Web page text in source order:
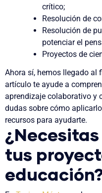
crítico;
Resolución de
Resolución de
potenciar el
Proyectos de
Ahora sí, hemos llegado al
artículo te ayude a
aprendizaje colaborativo y
dudas sobre cómo
recursos para ayudarte.
tus